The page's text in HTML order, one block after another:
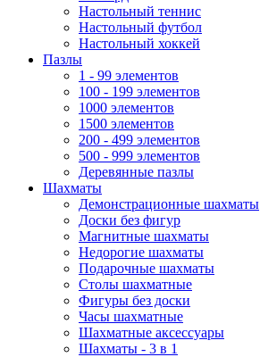
Настольный теннис
Настольный футбол
Настольный хоккей
Пазлы
1 - 99 элементов
100 - 199 элементов
1000 элементов
1500 элементов
200 - 499 элементов
500 - 999 элементов
Деревянные пазлы
Шахматы
Демонстрационные шахматы
Доски без фигур
Магнитные шахматы
Недорогие шахматы
Подарочные шахматы
Столы шахматные
Фигуры без доски
Часы шахматные
Шахматные аксессуары
Шахматы - 3 в 1